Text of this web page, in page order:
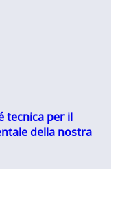
tecnica per il
della nostra